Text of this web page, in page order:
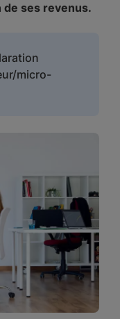
ses revenus.
micro-